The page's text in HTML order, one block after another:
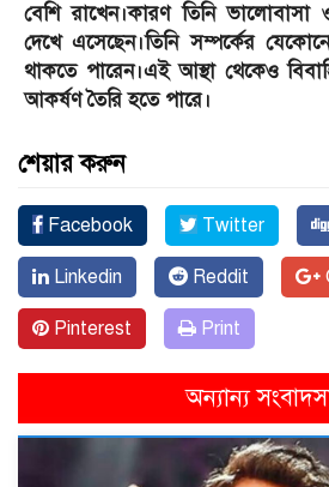
বেশি রাখেন।কারণ তিনি
দেখে এসেছেন।তিনি সম্পর্কের
থাকতে পারেন।এই আস্থা থেকেও
আকর্ষণ তৈরি হতে পারে।
শেয়ার করুন
Facebook Twitter
Linkedin Reddit
Pinterest Print
অন্যান্য